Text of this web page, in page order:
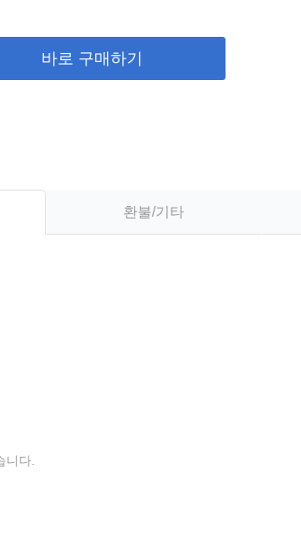
바로 구매하기
환불/기타
니다.